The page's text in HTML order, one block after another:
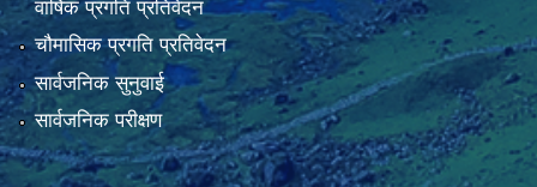
वार्षिक प्रगति प्रतिवेदन
चौमासिक प्रगति प्रतिवेदन
सार्वजनिक सुनुवाई
सार्वजनिक परीक्षण